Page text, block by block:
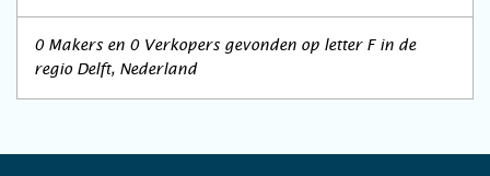
0 Makers en 0 Verkopers gevonden op letter F in de
regio Delft, Nederland